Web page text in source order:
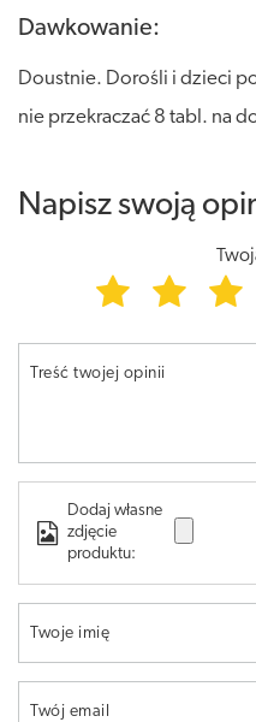
Dawkowanie:
Doustnie. Dorośli i dzieci
nie przekraczać 8 tabl. na
Napisz swoją
Treść twojej opinii
Dodaj własne
zdjęcie
produktu:
Twoje imię
Twój email